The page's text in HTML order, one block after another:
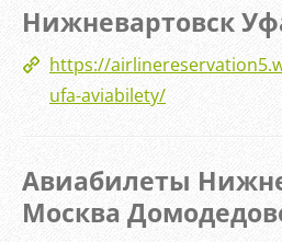
Нижневартовск
https://
ufa-aviabilety/
Авиабилеты
Москва